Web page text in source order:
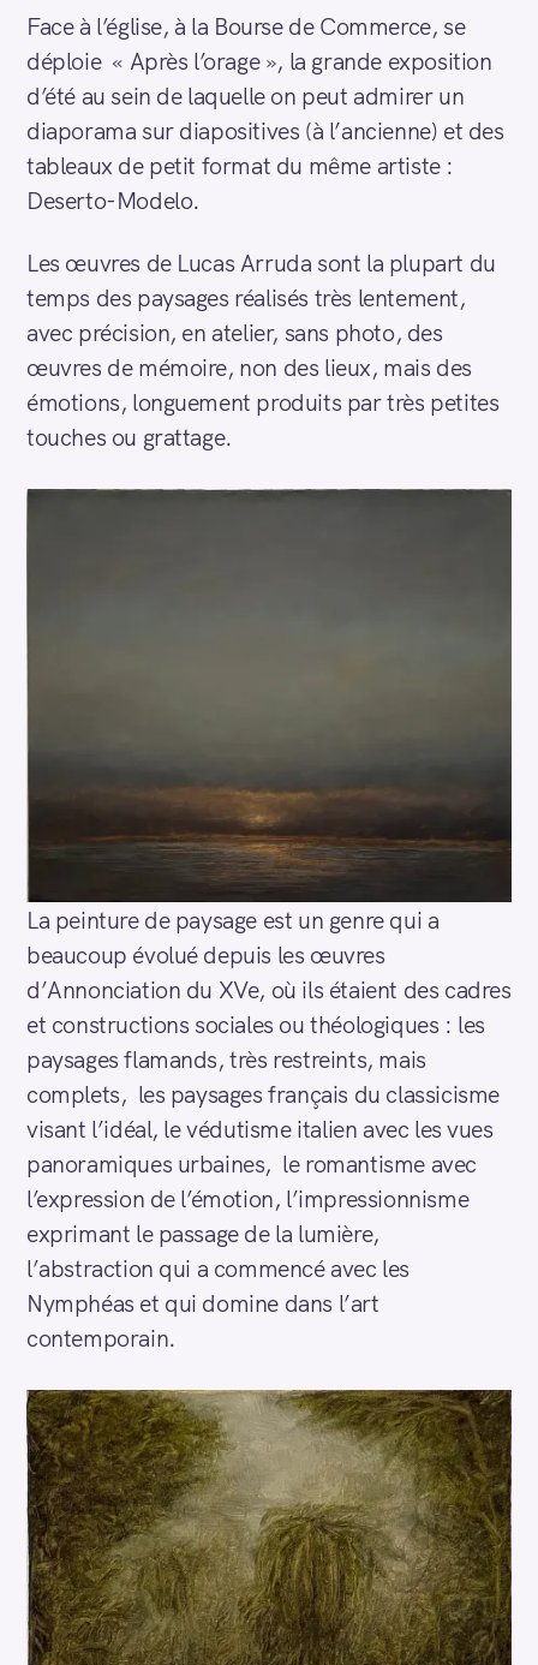
Face à l’église, à la Bourse de Commerce, se
déploie « Après l’orage », la grande exposition
d’été au sein de laquelle on peut admirer un
diaporama sur diapositives (à l’ancienne) et des
tableaux de petit format du même artiste :
Deserto-Modelo.
Les œuvres de Lucas Arruda sont la plupart du
temps des paysages réalisés très lentement,
avec précision, en atelier, sans photo, des
œuvres de mémoire, non des lieux, mais des
émotions, longuement produits par très petites
touches ou grattage.
La peinture de paysage est un genre qui a
beaucoup évolué depuis les œuvres
d’Annonciation du XVe, où ils étaient des cadres
et constructions sociales ou théologiques : les
paysages flamands, très restreints, mais
complets, les paysages français du classicisme
visant l’idéal, le védutisme italien avec les vues
panoramiques urbaines, le romantisme avec
l’expression de l’émotion, l’impressionnisme
exprimant le passage de la lumière,
l’abstraction qui a commencé avec les
Nymphéas et qui domine dans l’art
contemporain.
r
c
f
o
r
: